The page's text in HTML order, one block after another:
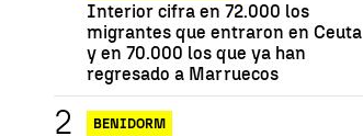
Interior cifra en 72.000 los
migrantes que entraron en Ceuta
y en 70.000 los que ya han
regresado a Marruecos
BENIDORM